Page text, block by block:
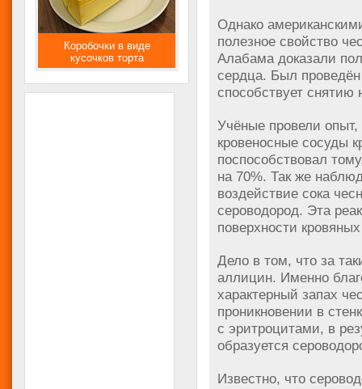
Однако
полезное свойство
Алабама доказали
сердца. Был проведён
способствует снятию
Учёные провели опыт,
кровеносные сосуды
поспособствовал
на 70%. Так же
воздействие сока
сероводород. Эта
поверхности кровяных
Дело в том, что за
аллицин. Именно
характерный запах
проникновении в
с эритроцитами, в
образуется
Известно, что
Коробочки в виде
кусочков торта